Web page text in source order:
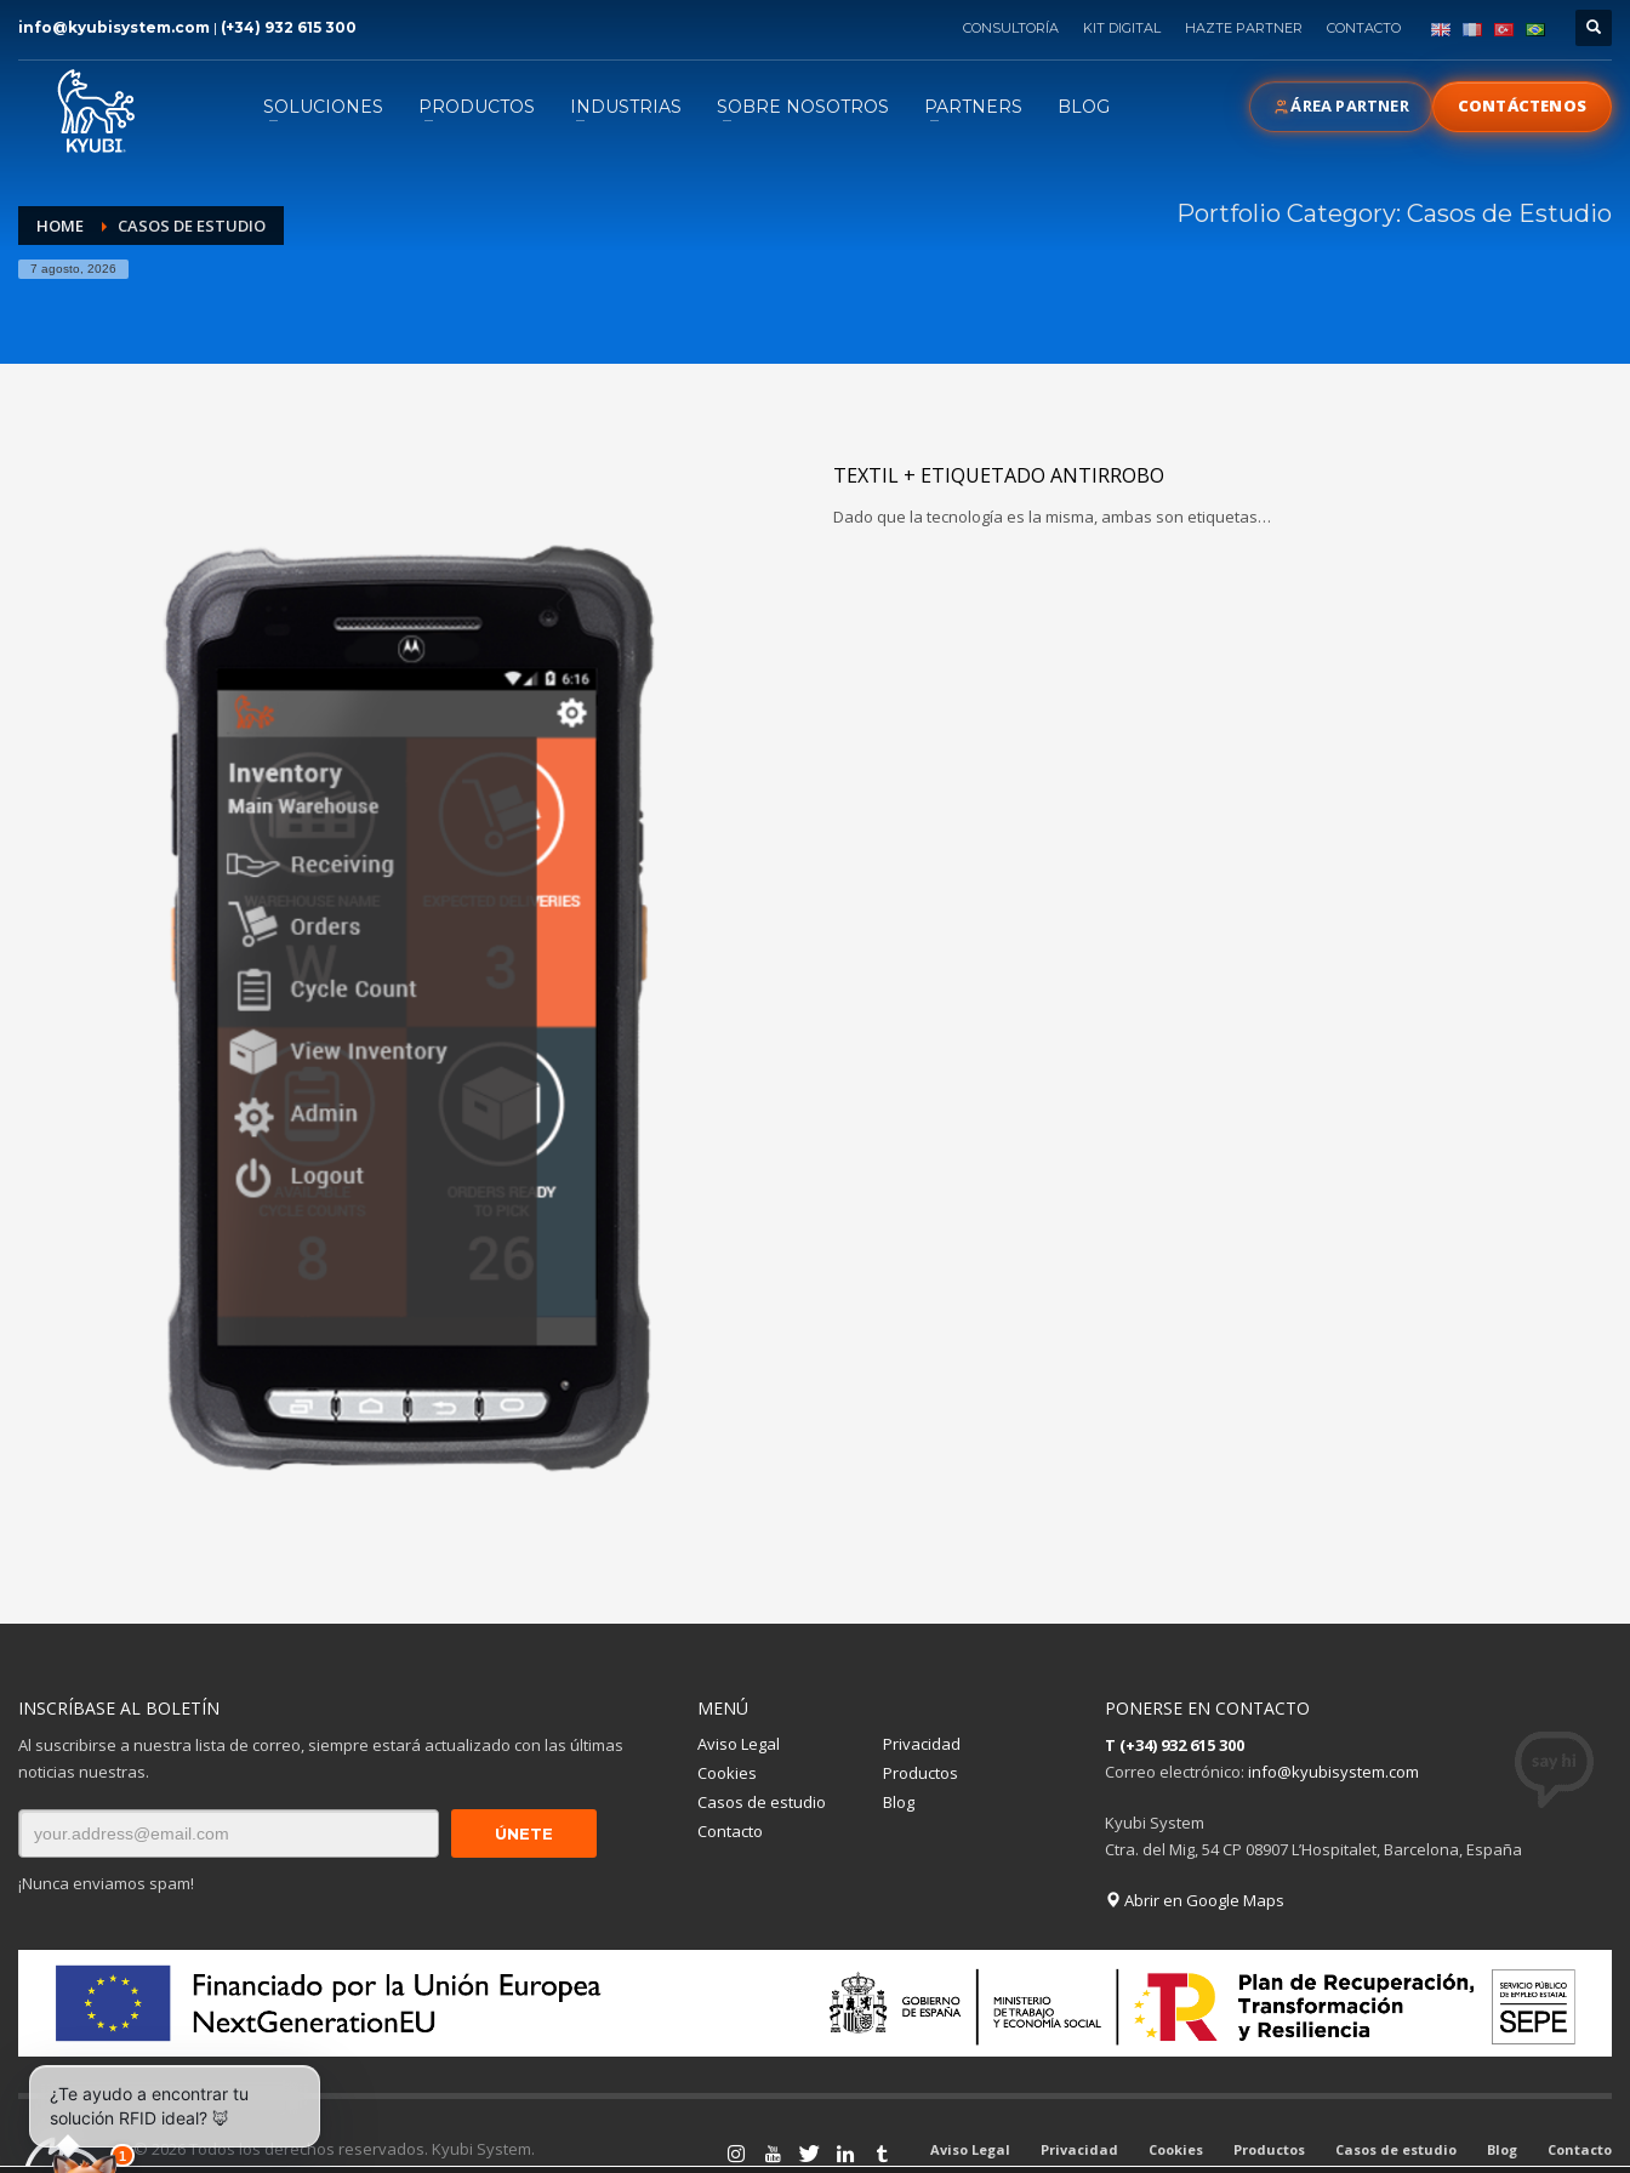
info@kyubisystem.com | (+34) 932 615 300 CONSULTORÍA KIT DIGITAL HAZTE PARTNER CONTACTO
SOLUCIONES PRODUCTOS INDUSTRIAS SOBRE NOSOTROS PARTNERS BLOG ÁREA PARTNER CONTÁCTENOS
HOME CASOS DE ESTUDIO
7 agosto, 2026
Portfolio Category: Casos de Estudio
TEXTIL + ETIQUETADO ANTIRROBO
Dado que la tecnología es la misma, ambas son etiquetas…
INSCRÍBASE AL BOLETÍN
Al suscribirse a nuestra lista de correo, siempre estará actualizado con las últimas
noticias nuestras.
¡Nunca enviamos spam!
MENÚ
Aviso Legal
Privacidad
Cookies
Productos
Casos de estudio
Blog
Contacto
PONERSE EN CONTACTO
T (+34) 932 615 300
Correo electrónico: info@kyubisystem.com
Kyubi System
Ctra. del Mig, 54 CP 08907 L’Hospitalet, Barcelona, España
Abrir en Google Maps
Aviso Legal Privacidad Cookies Productos Casos de estudio Blog Contacto
© 2026 Todos los derechos reservados. Kyubi System.